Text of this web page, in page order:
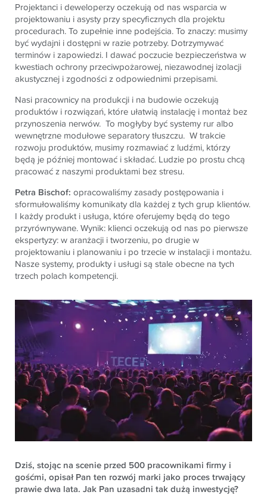
Projektanci i deweloperzy oczekują od nas wsparcia w
projektowaniu i asysty przy specyficznych dla projektu
procedurach. To zupełnie inne podejścia. To znaczy: musimy
być wydajni i dostępni w razie potrzeby. Dotrzymywać
terminów i zapowiedzi. I dawać poczucie bezpieczeństwa w
kwestiach ochrony przeciwpożarowej, niezawodnej izolacji
akustycznej i zgodności z odpowiednimi przepisami.
Nasi pracownicy na produkcji i na budowie oczekują
produktów i rozwiązań, które ułatwią instalację i montaż bez
przynoszenia nerwów. To mogłyby być systemy rur albo
wewnętrzne modułowe separatory tłuszczu. W trakcie
rozwoju produktów, musimy rozmawiać z ludźmi, którzy
będą je później montować i składać. Ludzie po prostu chcą
pracować z naszymi produktami bez stresu.
Petra Bischof: opracowaliśmy zasady postępowania i
sformułowaliśmy komunikaty dla każdej z tych grup klientów.
I każdy produkt i usługa, które oferujemy będą do tego
przyrównywane. Wynik: klienci oczekują od nas po pierwsze
ekspertyzy: w aranżacji i tworzeniu, po drugie w
projektowaniu i planowaniu i po trzecie w instalacji i montażu.
Nasze systemy, produkty i usługi są stale obecne na tych
trzech polach kompetencji.
Dziś, stojąc na scenie przed 500 pracownikami firmy i
gośćmi, opisał Pan ten rozwój marki jako proces trwający
prawie dwa lata. Jak Pan uzasadni tak dużą inwestycję?